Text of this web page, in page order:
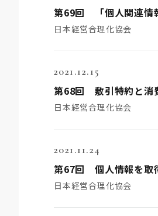
第69回 「個人関連情
日本経営合理化協会
2021.12.15
第68回 敷引特約と消
日本経営合理化協会
2021.11.24
第67回 個人情報を取
日本経営合理化協会